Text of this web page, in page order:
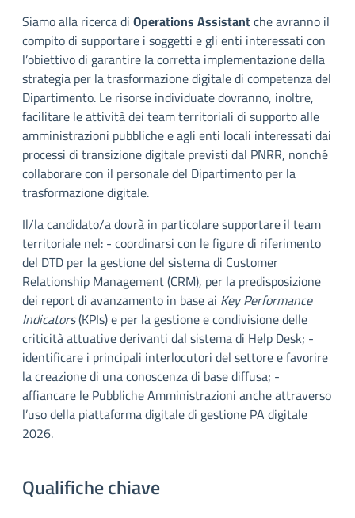
Siamo alla ricerca di Operations Assistantche avranno il
compito di supportare i soggetti e gli enti interessati con
l’obiettivo di garantire la corretta implementazione della
strategia per la trasformazione digitale di competenza del
Dipartimento. Le risorse individuate dovranno, inoltre,
facilitare le attività dei team territoriali di supporto alle
amministrazioni pubbliche e agli enti locali interessati dai
processi di transizione digitale previsti dal PNRR, nonché
collaborare con il personale del Dipartimento per la
trasformazione digitale.
Il/la candidato/a dovrà in particolare supportare il team
territoriale nel: - coordinarsi con le figure di riferimento
del DTD per la gestione del sistema di Customer
Relationship Management (CRM), per la predisposizione
dei report di avanzamento in base ai Key Performance
Indicators(KPIs) e per la gestione e condivisione delle
criticità attuative derivanti dal sistema di Help Desk; -
identificare i principali interlocutori del settore e favorire
la creazione di una conoscenza di base diffusa; -
affiancare le Pubbliche Amministrazioni anche attraverso
l’uso della piattaforma digitale di gestione PA digitale
2026.
Qualifiche chiave